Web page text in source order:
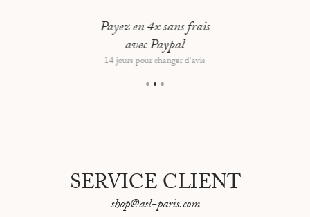
Height : 28,5 cm - Width : 22,5 cm
Payez en 4x sans frais
avec Paypal
14 jours pour changer d'avis
SERVICE CLIENT
shop@asl-paris.com